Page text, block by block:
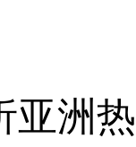
亚洲